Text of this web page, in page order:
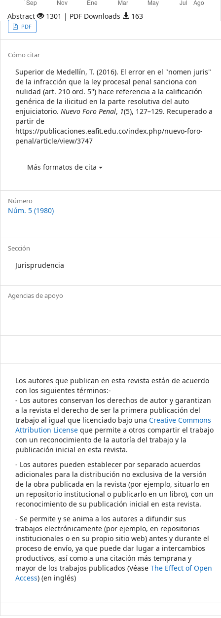
Abstract 1301 | PDF Downloads 163
Article
Sidebar
PDF
Article
Details
Cómo citar
Superior de Medellín, T. (2016). El error en el "nomen juris"
de la infracción que la ley procesal penal sanciona con
nulidad (art. 210 ord. 5°) hace referencia a la calificación
genérica de la ilicitud en la parte resolutiva del auto
enjuiciatorio. Nuevo Foro Penal, 1(5), 127–129. Recuperado a
partir de
https://publicaciones.eafit.edu.co/index.php/nuevo-foro-
penal/article/view/3747
Más formatos de cita
Número
Núm. 5 (1980)
Sección
Jurisprudencia
Agencias de apoyo
Los autores que publican en esta revista están de acuerdo
con los siguientes términos:-
- Los autores conservan los derechos de autor y garantizan
a la revista el derecho de ser la primera publicación del
trabajo al igual que licenciado bajo una Creative Commons
Attribution License que permite a otros compartir el trabajo
con un reconocimiento de la autoría del trabajo y la
publicación inicial en esta revista.
- Los autores pueden establecer por separado acuerdos
adicionales para la distribución no exclusiva de la versión
de la obra publicada en la revista (por ejemplo, situarlo en
un repositorio institucional o publicarlo en un libro), con un
reconocimiento de su publicación inicial en esta revista.
- Se permite y se anima a los autores a difundir sus
trabajos electrónicamente (por ejemplo, en repositorios
institucionales o en su propio sitio web) antes y durante el
proceso de envío, ya que puede dar lugar a intercambios
productivos, así como a una citación más temprana y
mayor de los trabajos publicados (Véase The Effect of Open
Access) (en inglés)